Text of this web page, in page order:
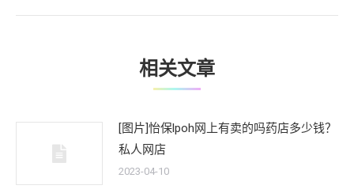
文
相关文章
[图片]怡保lpoh网上有卖的吗药店多少钱？
私人网店
2023-04-10